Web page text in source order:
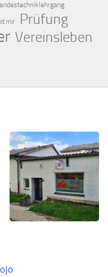
mir Prüfung
Vereinsleben